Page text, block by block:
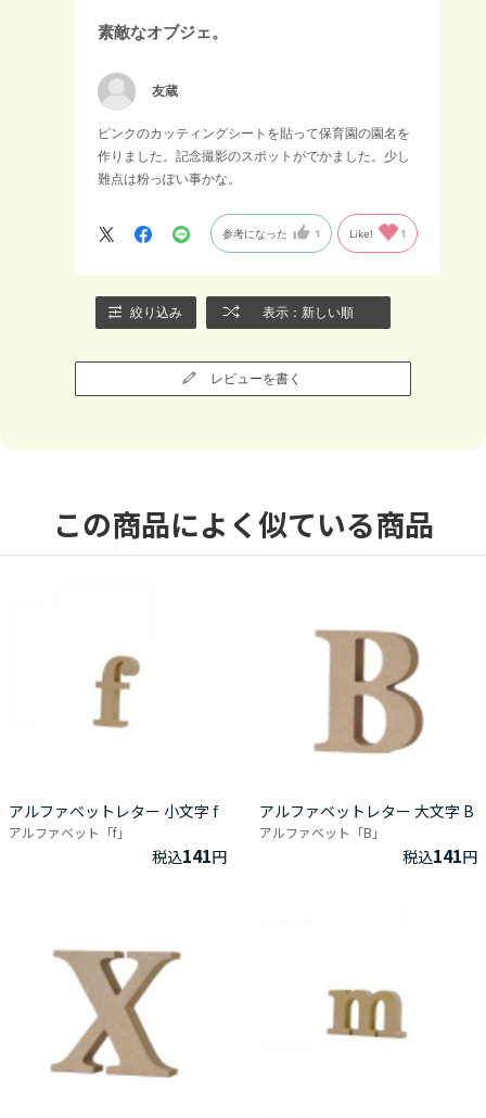
素敵なオブジェ。
友蔵
ピンクのカッティングシートを貼って保育園の園名を
作りました。記念撮影のスポットがでかました。少し
難点は粉っぽい事かな。
参考になった 1 Like! 1
絞り込み 表示：新しい順
レビューを書く
この商品によく似ている商品
アルファベットレター 小文字 f
アルファベット「f」
税込141円
アルファベットレター 大文字 B
アルファベット「B」
税込141円